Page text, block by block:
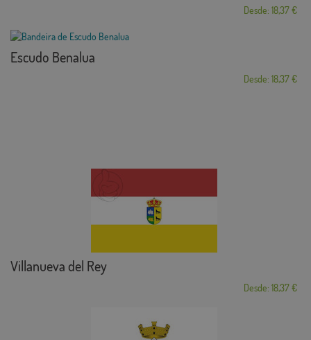
Desde: 18,37 €
Escudo Benalua
Desde: 18,37 €
Villanueva del Rey
Desde: 18,37 €